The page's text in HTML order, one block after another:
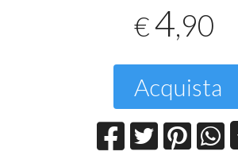
€4,90
Acquista